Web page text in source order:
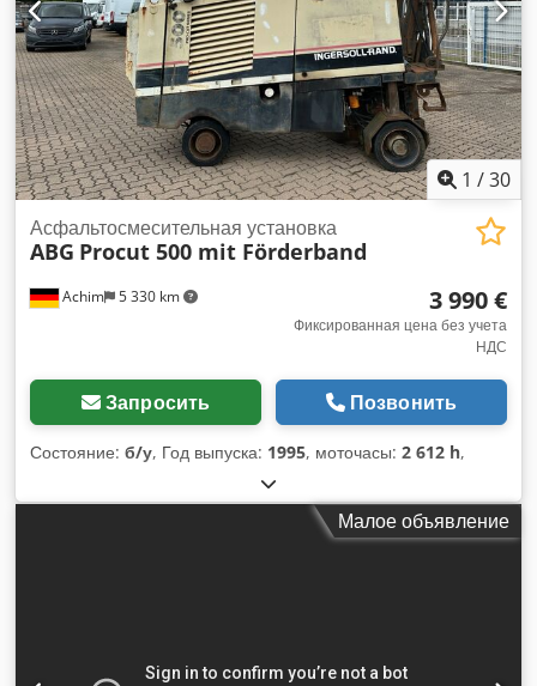
1 /30
Achim 5 330 km
Асфальтосмесительная установка
ABG Procut 500 mit Förderband
3 990 €
Фиксированная цена без учета
НДС
Запросить Позвонить
Состояние: б/у, Год выпуска: 1995, моточасы: 2 612 h,
Малое объявление